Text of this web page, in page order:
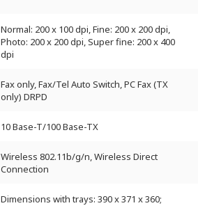
Normal: 200 x 100 dpi, Fine: 200 x 200 dpi,
Photo: 200 x 200 dpi, Super fine: 200 x 400
dpi
Fax only, Fax/Tel Auto Switch, PC Fax (TX
only) DRPD
10 Base-T/100 Base-TX
Wireless 802.11b/g/n, Wireless Direct
Connection
Dimensions with trays: 390 x 371 x 360;